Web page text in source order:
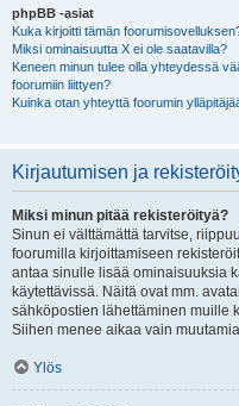
phpBB -asiat
Kuka kirjoitti tämän
Miksi ominaisuutta X ei ole saatavilla?
Keneen minun tulee olla yhteydessä
foorumiin liittyen?
Kuinka otan yhteyttä foorumin
Kirjautumisen ja
Miksi minun pitää rekisteröityä?
Sinun ei välttämättä tarvitse,
foorumilla kirjoittamiseen
antaa sinulle lisää ominaisuuksia
käytettävissä. Näitä ovat mm.
sähköpostien lähettäminen muille
Siihen menee aikaa vain
Ylös